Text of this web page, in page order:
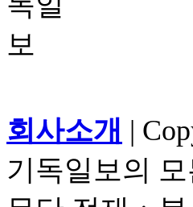
회사소개 |
기독일보의